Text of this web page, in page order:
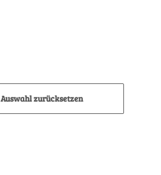
Auswahl zurücksetzen